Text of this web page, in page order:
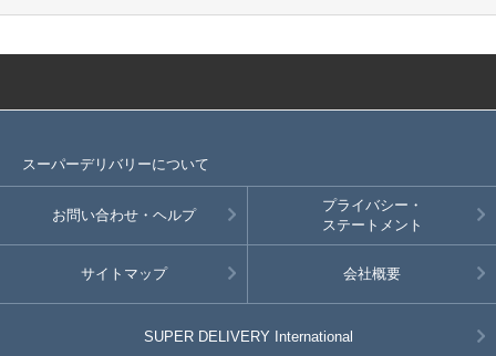
スーパーデリバリーについて
お問い合わせ・ヘルプ
プライバシー・
ステートメント
サイトマップ 会社概要
SUPER DELIVERY International